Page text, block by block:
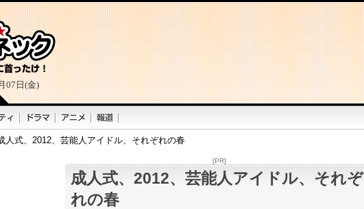
07日(金)
人式、2012、芸能人アイドル、それぞれの春
[PR]
成人式、2012、芸能人アイドル、それぞ
れの春